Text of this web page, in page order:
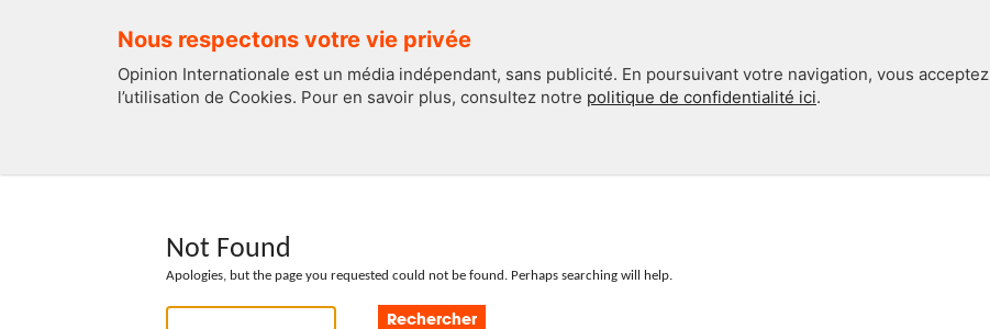
Nous respectons votre vie privée
Opinion Internationale est un média indépendant, sans publicité. En poursuivant votre navigation, vous acceptez
l’utilisation de Cookies. Pour en savoir plus, consultez notre politique de confidentialité ici.
Not Found
Apologies, but the page you requested could not be found. Perhaps searching will help.
Rechercher :